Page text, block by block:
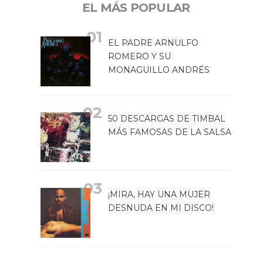
EL MÁS POPULAR
EL PADRE ARNULFO
ROMERO Y SU
MONAGUILLO ANDRÉS
50 DESCARGAS DE TIMBAL
MÁS FAMOSAS DE LA SALSA
¡MIRA, HAY UNA MUJER
DESNUDA EN MI DISCO!